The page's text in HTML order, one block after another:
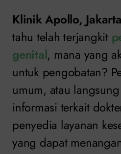
Klinik Apollo, Jakarta
tahu telah terjangkit
genital, mana yang
untuk pengobatan?
umum, atau
informasi terkait
penyedia layanan
yang dapat